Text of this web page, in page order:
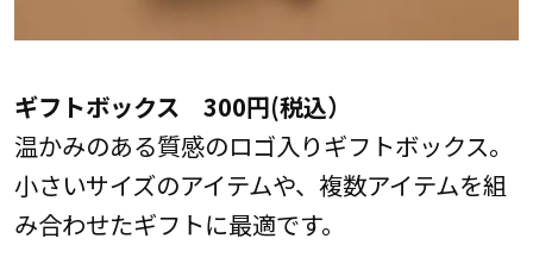
ギフトボックス 300円(税込）
温かみのある質感のロゴ入りギフトボックス。
小さいサイズのアイテムや、複数アイテムを組
み合わせたギフトに最適です。